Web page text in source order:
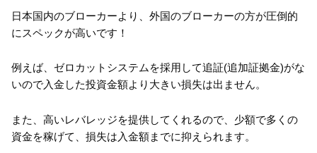
日本国内のブローカーより、外国のブローカーの方が圧倒的
にスペックが高いです！
例えば、ゼロカットシステムを採用して追証(追加証拠金)がな
いので入金した投資金額より大きい損失は出ません。
また、高いレバレッジを提供してくれるので、少額で多くの
資金を稼げて、損失は入金額までに抑えられます。